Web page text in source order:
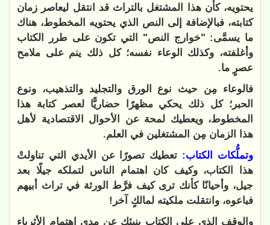
يحتويه، كأن هذا المشتغل بالتراث قد انتقل ليعاصر زمان
كتابته، فبالإضافة إلى النص الذي يحتويه المخطوط، هناك
ما يسمَّى: "خوارج النص" التي تكون على طرر الكتاب
وأغلفته، وكذلك الوعاء نفسه؛ كل ذلك ينم على ملامح
عصرٍ ما.
فالوعاء مِن حيث نوع الورق والتجليد والتذهيب، ونوع
الحبر؛ كل ذلك يحكي مظهرًا حضاريًّا لعصر كتابة هذا
المخطوط، ويعطيك لمحة عن الأحوال الاقتصادية لأهل
هذا الزمان مِن المشتغلين في العلم.
وتملُّكات الكتاب: تعطيك تصورًا عن الأيدي التي تناولتْ
هذا الكتاب، وكيف كان اهتمام الناس لتملكه جيلًا بعد
جيل، وأحيانًا كأنك ترى كيف فرَّط الورثة في تراث أبيهم
فباعوه، وانتقلت ملكيته لمالكٍ آخر!
والوقف الذي على الكتاب ينبئك عن مدى اهتمام الأثرياء